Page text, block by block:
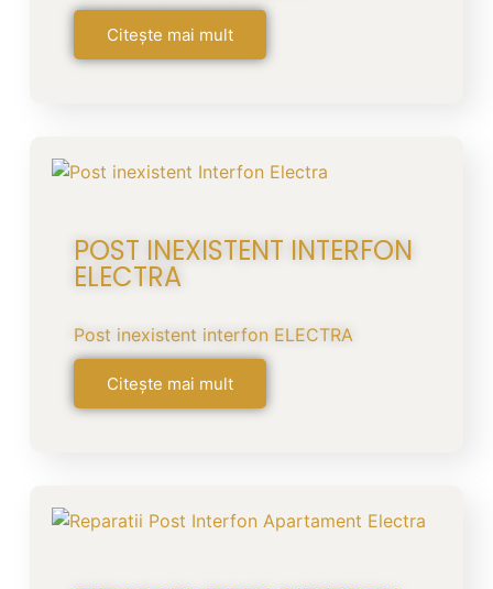
Citește mai mult
POST INEXISTENT INTERFON
ELECTRA
Post inexistent interfon ELECTRA
Citește mai mult